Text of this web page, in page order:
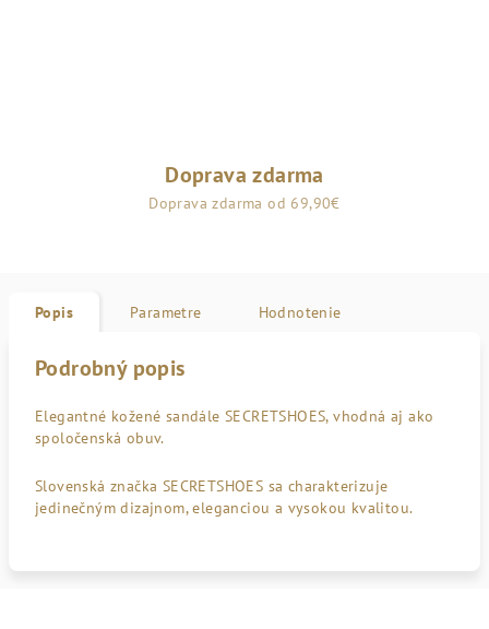
Doprava zdarma
Doprava zdarma od 69,90€
Popis Parametre Hodnotenie
Podrobný popis
Elegantné kožené sandále SECRETSHOES, vhodná aj ako
spoločenská obuv.
Slovenská značka SECRETSHOES sa charakterizuje
jedinečným dizajnom, eleganciou a vysokou kvalitou.